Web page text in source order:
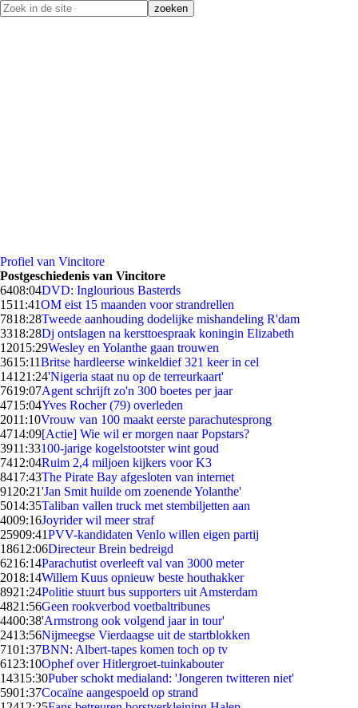
Profiel van Vincitore
Postgeschiedenis van Vincitore
6408:04DVD: Inglourious Basterds
1511:41OM eist 15 maanden voor strandrellen
7818:28Tweede aanhouding dodelijke mishandeling R'dam
3318:28Dj ontslagen na kersttoespraak koningin Elizabeth
12015:29Wesley en Yolanthe gaan trouwen
3615:11Britse hardleerse winkeldief 321 keer in cel
141 21:24'Nigeria staat nu op de terreurkaart'
7619:07Agent schrijft zo'n 300 boetes per jaar
4715:04Yves Rocher (79) overleden
2011:10Vrouw van 100 maakt eerste parachutesprong
4714:09[Actie] Wie wil er morgen naar Popstars?
3911:33100-jarige kogelstootster wint goud
7412:04Ruim 2,4 miljoen kijkers voor K3
8417:43The Pirate Bay afgesloten van internet
91 20:21'Jan Smit huilde om zoenende Yolanthe'
5014:35Taliban vallen truck met stembiljetten aan
4009:16Joyrider wil meer straf
25909:41PVV-kandidaten Venlo willen eigen partij
18612:06Directeur Brein bedreigd
6216:14Parachutist overleeft val van 3000 meter
2018:14Willem Kuus opnieuw beste houthakker
8921:24Politie stuurt bus supporters uit Amsterdam
4821:56Geen rookverbod voetbaltribunes
4400:38'Armstrong ook volgend jaar in tour'
2413:56Nijmeegse Vierdaagse uit de startblokken
7101:37BNN: Albert-tapes komen toch op tv
61 23:10Ophef over Hitlergroet-tuinkabouter
14315:30Puber schokt medialand: 'Jongeren twitteren niet'
5901:37Cocaïne aangespoeld op strand